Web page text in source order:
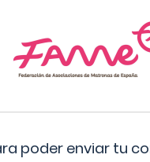
poder enviar tu